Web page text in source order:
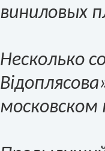
виниловых
Несколько
московском